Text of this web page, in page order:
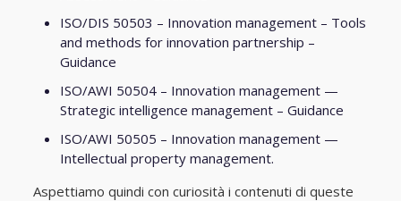
ISO/DIS 50503 – Innovation management – Tools
and methods for innovation partnership –
Guidance
ISO/AWI 50504 – Innovation management —
Strategic intelligence management – Guidance
ISO/AWI 50505 – Innovation management —
Intellectual property management.
Aspettiamo quindi con curiosità i contenuti di queste